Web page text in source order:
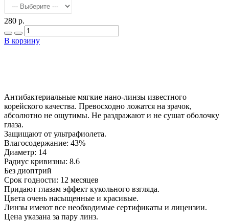
280 р.
В корзину
Антибактериальные мягкие нано-линзы известного
корейского качества. Превосходно ложатся на зрачок,
абсолютно не ощутимы. Не раздражают и не сушат оболочку
глаза.
Защищают от ультрафиолета.
Влагосодержание: 43%
Диаметр: 14
Радиус кривизны: 8.6
Без диоптрий
Срок годности: 12 месяцев
Придают глазам эффект кукольного взгляда.
Цвета очень насыщенные и красивые.
Линзы имеют все необходимые сертификаты и лицензии.
Цена указана за пару линз.